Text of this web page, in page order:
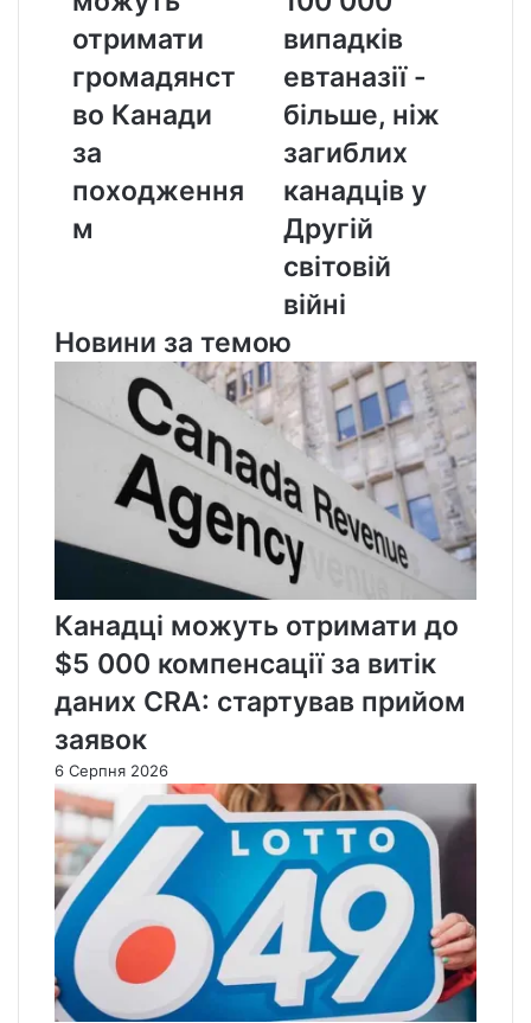
громадянство
Канади
походженням
отримати
громадянст
во Канади
за
походження
м
000
випадків
-
більше,
загиблих
канадців
у
Другій
світовій
війні
випадків
евтаназії -
більше, ніж
загиблих
канадців у
Другій
світовій
війні
Новини за темою
Канадці можуть отримати до
$5 000 компенсації за витік
даних CRA: стартував прийом
заявок
6 Серпня 2026